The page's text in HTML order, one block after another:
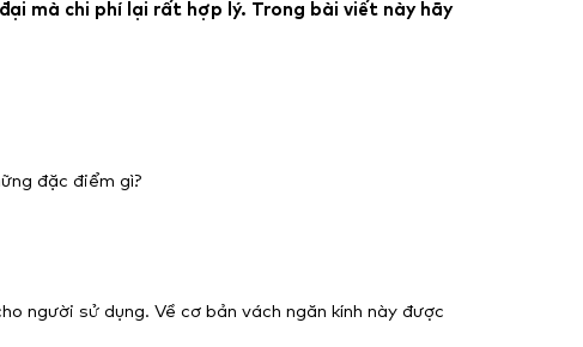
mà chi phí lại rất hợp lý. Trong bài viết này hãy
đặc điểm gì?
người sử dụng. Về cơ bản vách ngăn kính này được